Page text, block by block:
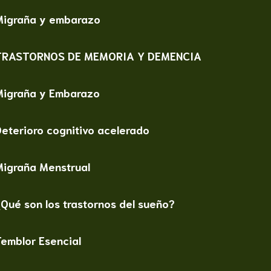
y embarazo
DE MEMORIA Y DEMENCIA
y Embarazo
cognitivo acelerado
Menstrual
son los trastornos del sueño?
Esencial